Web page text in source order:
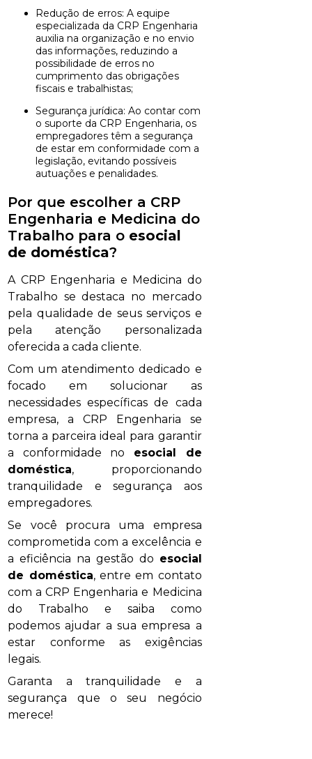
Redução de erros: A equipe
especializada da CRP Engenharia
auxilia na organização e no envio
das informações, reduzindo a
possibilidade de erros no
cumprimento das obrigações
fiscais e trabalhistas;
Segurança jurídica: Ao contar com
o suporte da CRP Engenharia, os
empregadores têm a segurança
de estar em conformidade com a
legislação, evitando possíveis
autuações e penalidades.
Por que escolher a CRP
Engenharia e Medicina do
Trabalho para o esocial
de doméstica?
A CRP Engenharia e Medicina do
Trabalho se destaca no mercado
pela qualidade de seus serviços e
pela atenção personalizada
oferecida a cada cliente.
Com um atendimento dedicado e
focado em solucionar as
necessidades específicas de cada
empresa, a CRP Engenharia se
torna a parceira ideal para garantir
a conformidade no esocial de
doméstica, proporcionando
tranquilidade e segurança aos
empregadores.
Se você procura uma empresa
comprometida com a excelência e
a eficiência na gestão do esocial
de doméstica, entre em contato
com a CRP Engenharia e Medicina
do Trabalho e saiba como
podemos ajudar a sua empresa a
estar conforme as exigências
legais.
Garanta a tranquilidade e a
segurança que o seu negócio
merece!